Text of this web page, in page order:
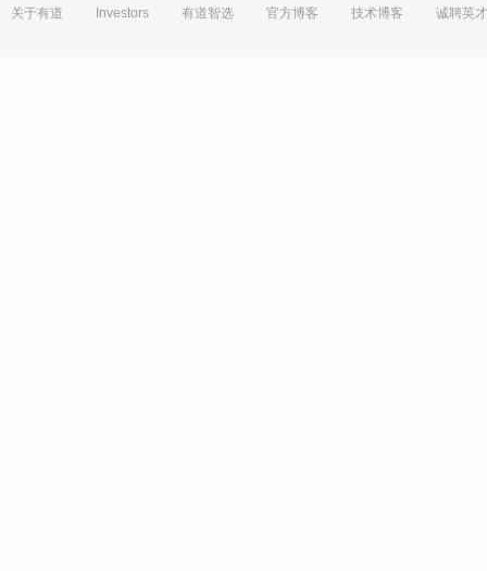
关于有道 Investors 有道智选 官方博客 技术博客 诚聘英才